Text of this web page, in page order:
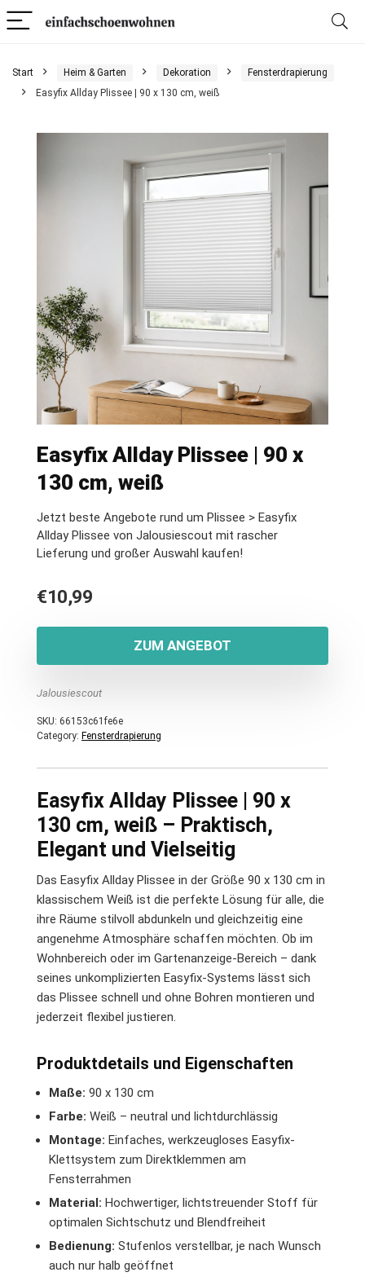
Start Heim & Garten Dekoration
Fensterdrapierung
Easyfix Allday Plissee | 90 x 130 cm, weiß
Easyfix Allday Plissee | 90 x
130 cm, weiß
Jetzt beste Angebote rund um Plissee > Easyfix
Allday Plissee von Jalousiescout mit rascher
Lieferung und großer Auswahl kaufen!
€10,99
ZUM ANGEBOT
Jalousiescout
SKU: 66153c61fe6e
Category: Fensterdrapierung
Easyfix Allday Plissee | 90 x
130 cm, weiß – Praktisch,
Elegant und Vielseitig
Das Easyfix Allday Plissee in der Größe 90 x 130 cm in
klassischem Weiß ist die perfekte Lösung für alle, die
ihre Räume stilvoll abdunkeln und gleichzeitig eine
angenehme Atmosphäre schaffen möchten. Ob im
Wohnbereich oder im Gartenanzeige-Bereich – dank
seines unkomplizierten Easyfix-Systems lässt sich
das Plissee schnell und ohne Bohren montieren und
jederzeit flexibel justieren.
Produktdetails und Eigenschaften
Maße: 90 x 130 cm
Farbe: Weiß – neutral und lichtdurchlässig
Montage: Einfaches, werkzeugloses Easyfix-
Klettsystem zum Direktklemmen am
Fensterrahmen
Material: Hochwertiger, lichtstreuender Stoff für
optimalen Sichtschutz und Blendfreiheit
Bedienung: Stufenlos verstellbar, je nach Wunsch
auch nur halb geöffnet